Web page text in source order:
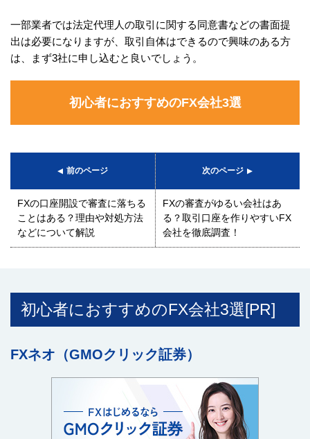
一部業者では法定代理人の取引に関する同意書などの書面提
出は必要になりますが、取引自体はできるので興味のある方
は、まず3社に申し込むと良いでしょう。
初心者におすすめのFX会社3選
前のページ
FXの口座開設で審査に落ちる
ことはある？理由や対処方法
などについて解説
次のページ
FXの審査がゆるい会社はあ
る？取引口座を作りやすいFX
会社を徹底調査！
初心者におすすめのFX会社3選[PR]
FXネオ（GMOクリック証券）